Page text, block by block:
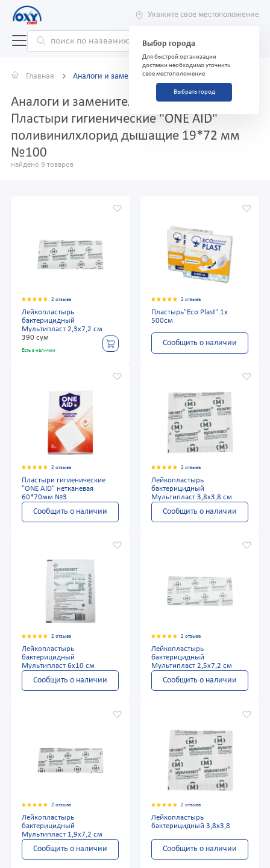
Укажите свое местоположение
Выбор города
Для быстрой организации
доставки необходимо уточнить
свое местоположение
Выбрать город
Главная Аналоги и заменители
Аналоги и заменители препарата
Пластыри гигиенические "ONE AID"
поливинилхлорид дышащие 19*72 мм
№100
найдено 9 товаров
2 отзыва
Лейкопластырь
бактерицидный
Мультипласт 2,3х7,2 см
390 сум
Есть в наличии
2 отзыва
Пластырь"Eco Plast" 1х
500см
Сообщить о наличии
2 отзыва
Пластыри гигиенические
"ONE AID" нетканевая
60*70мм №3
Сообщить о наличии
2 отзыва
Лейкопластырь
бактерицидный
Мультипласт 3,8х3,8 см
Сообщить о наличии
2 отзыва
Лейкопластырь
бактерицидный
Мультипласт 6х10 см
Сообщить о наличии
2 отзыва
Лейкопластырь
бактерицидный
Мультипласт 2,5х7,2 см
Сообщить о наличии
2 отзыва
Лейкопластырь
бактерицидный
Мультипласт 1,9х7,2 см
Сообщить о наличии
2 отзыва
Лейкопластырь
бактерицидный 3,8х3,8
Сообщить о наличии